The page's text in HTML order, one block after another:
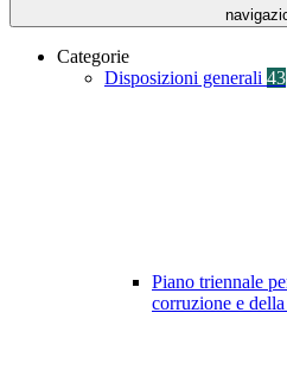
Categorie
Disposizioni generali 43
Piano triennale
corruzione e della